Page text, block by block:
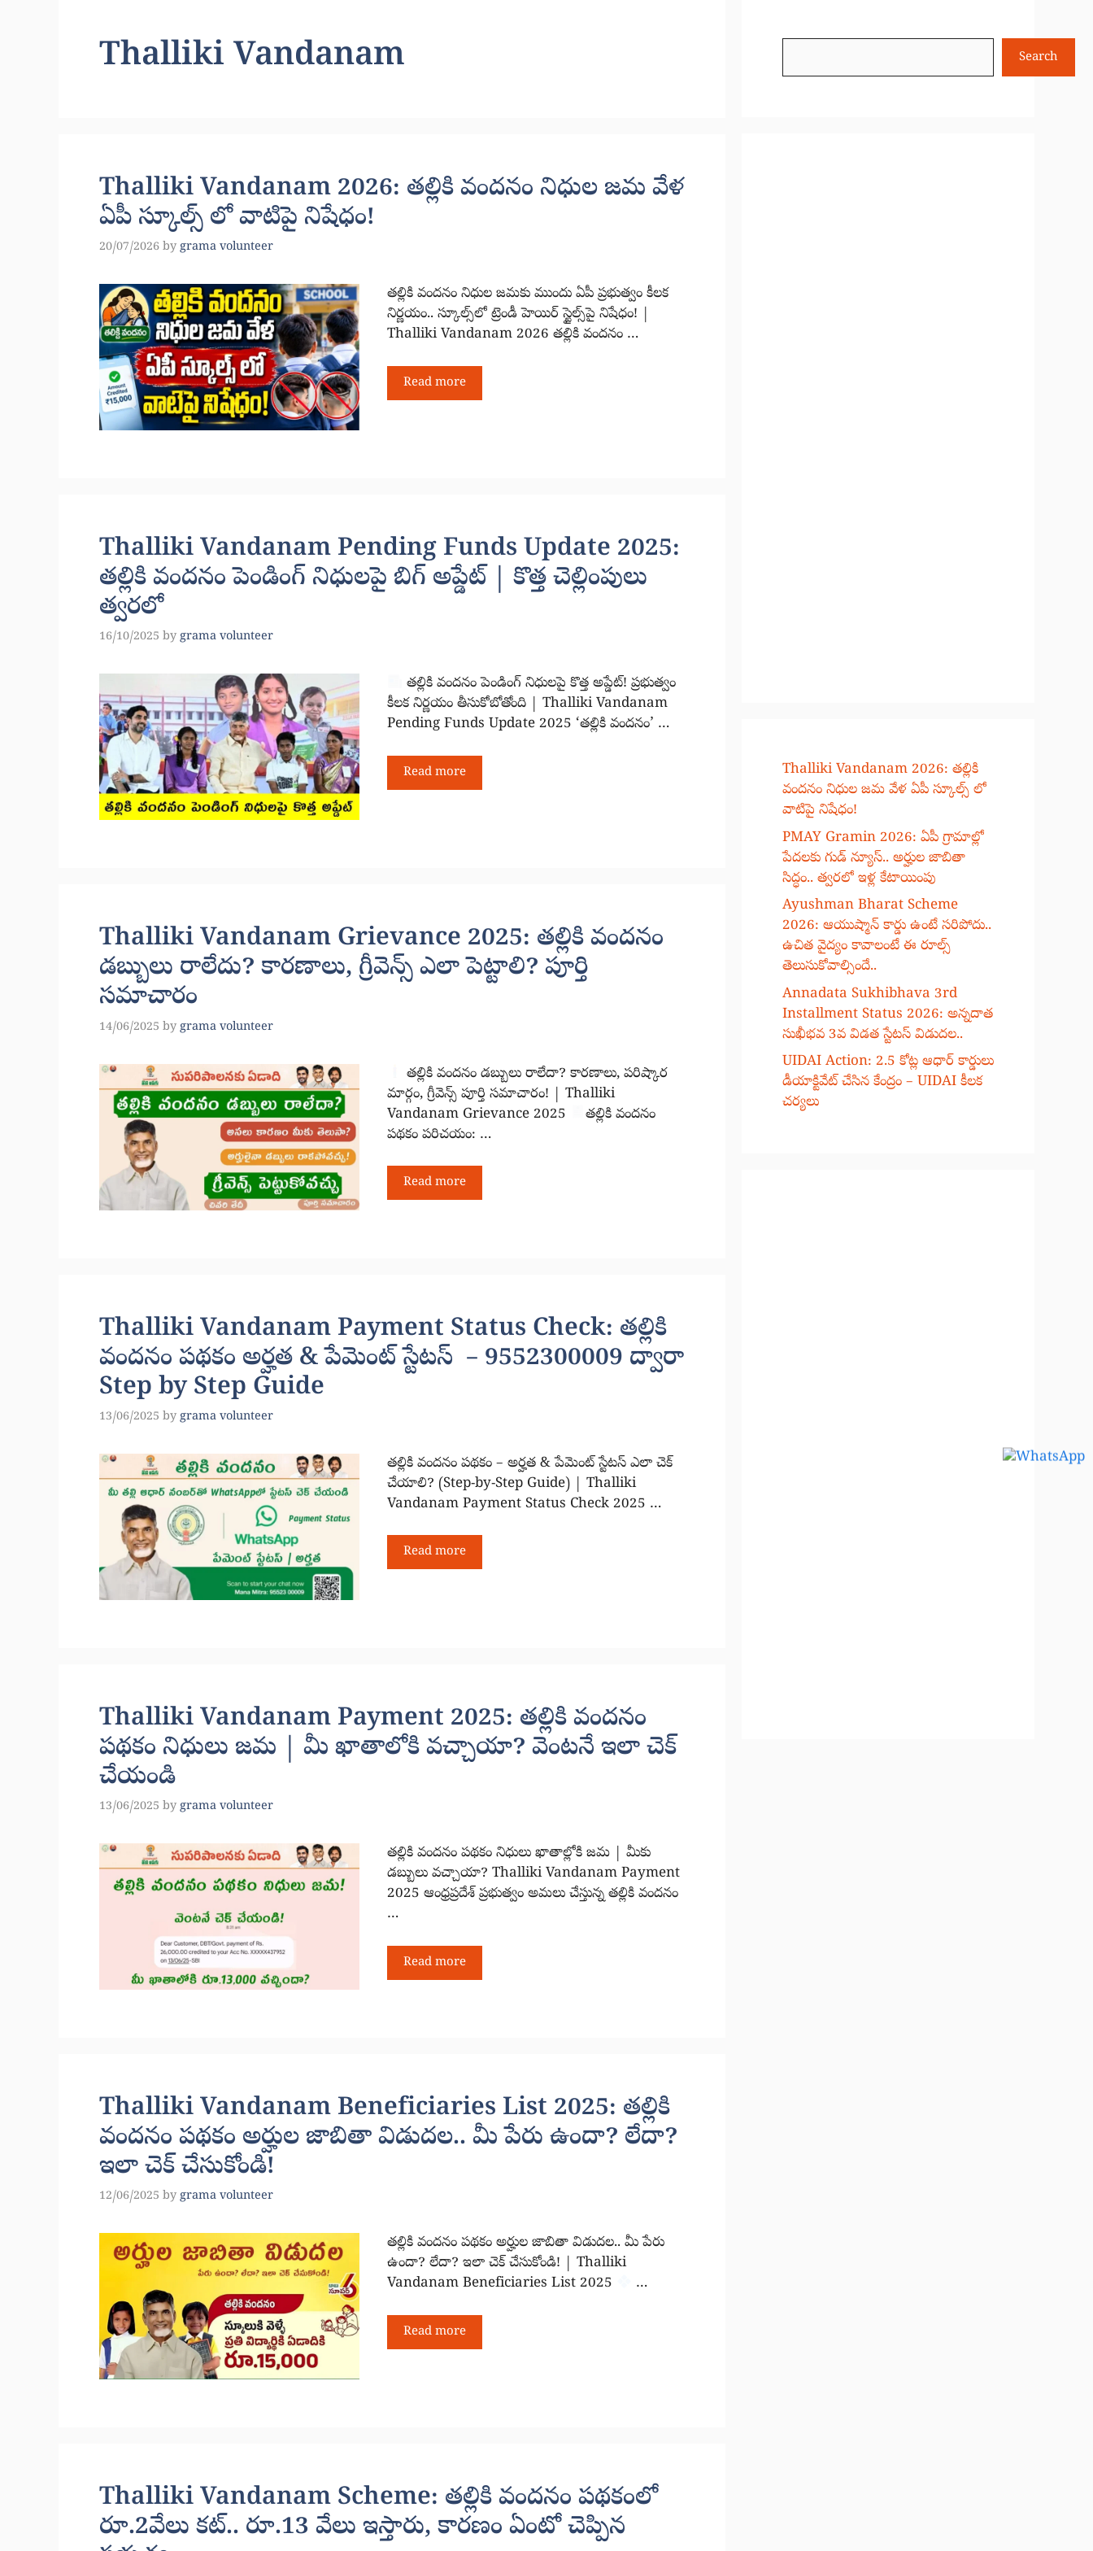
Thalliki Vandanam
Thalliki Vandanam 2026: తల్లికి వందనం నిధుల జమ వేళ
ఏపీ స్కూల్స్ లో వాటిపై నిషేధం!
20/07/2026 by grama volunteer
తల్లికి వందనం నిధుల జమకు ముందు ఏపీ ప్రభుత్వం కీలక
నిర్ణయం.. స్కూల్స్‌లో ట్రెండీ హెయిర్ స్టైల్స్‌పై నిషేధం! |
Thalliki Vandanam 2026 తల్లికి వందనం …
Read more
Thalliki Vandanam Pending Funds Update 2025:
తల్లికి వందనం పెండింగ్ నిధులపై బిగ్ అప్డేట్ | కొత్త చెల్లింపులు
త్వరలో
16/10/2025 by grama volunteer
తల్లికి వందనం పెండింగ్ నిధులపై కొత్త అప్డేట్! ప్రభుత్వం
కీలక నిర్ణయం తీసుకోబోతోంది | Thalliki Vandanam
Pending Funds Update 2025 ‘తల్లికి వందనం’ …
Read more
Thalliki Vandanam Grievance 2025: తల్లికి వందనం
డబ్బులు రాలేదు? కారణాలు, గ్రీవెన్స్ ఎలా పెట్టాలి? పూర్తి
సమాచారం
14/06/2025 by grama volunteer
తల్లికి వందనం డబ్బులు రాలేదా? కారణాలు, పరిష్కార
మార్గం, గ్రీవెన్స్ పూర్తి సమాచారం! | Thalliki
Vandanam Grievance 2025
తల్లికి వందనం
పథకం పరిచయం: …
Read more
Thalliki Vandanam Payment Status Check: తల్లికి
వందనం పథకం అర్హత & పేమెంట్ స్టేటస్ – 9552300009 ద్వారా
Step by Step Guide
13/06/2025 by grama volunteer
తల్లికి వందనం పథకం – అర్హత & పేమెంట్ స్టేటస్ ఎలా చెక్
చేయాలి? (Step-by-Step Guide) | Thalliki
Vandanam Payment Status Check 2025 …
Read more
Thalliki Vandanam Payment 2025: తల్లికి వందనం
పథకం నిధులు జమ | మీ ఖాతాలోకి వచ్చాయా? వెంటనే ఇలా చెక్
చేయండి
13/06/2025 by grama volunteer
తల్లికి వందనం పథకం నిధులు ఖాతాల్లోకి జమ | మీకు
డబ్బులు వచ్చాయా? Thalliki Vandanam Payment
2025 ఆంధ్రప్రదేశ్ ప్రభుత్వం అమలు చేస్తున్న తల్లికి వందనం
…
Read more
Thalliki Vandanam Beneficiaries List 2025: తల్లికి
వందనం పథకం అర్హుల జాబితా విడుదల.. మీ పేరు ఉందా? లేదా?
ఇలా చెక్ చేసుకోండి!
12/06/2025 by grama volunteer
తల్లికి వందనం పథకం అర్హుల జాబితా విడుదల.. మీ పేరు
ఉందా? లేదా? ఇలా చెక్ చేసుకోండి! | Thalliki
Vandanam Beneficiaries List 2025
…
Read more
Thalliki Vandanam Scheme: తల్లికి వందనం పథకంలో
రూ.2వేలు కట్.. రూ.13 వేలు ఇస్తారు, కారణం ఏంటో చెప్పిన
Search
Thalliki Vandanam 2026: తల్లికి
వందనం నిధుల జమ వేళ ఏపీ స్కూల్స్ లో
వాటిపై నిషేధం!
PMAY Gramin 2026: ఏపీ గ్రామాల్లో
పేదలకు గుడ్ న్యూస్.. అర్హుల జాబితా
సిద్ధం.. త్వరలో ఇళ్ల కేటాయింపు
Ayushman Bharat Scheme
2026: ఆయుష్మాన్ కార్డు ఉంటే సరిపోదు..
ఉచిత వైద్యం కావాలంటే ఈ రూల్స్
తెలుసుకోవాల్సిందే..
Annadata Sukhibhava 3rd
Installment Status 2026: అన్నదాత
సుఖీభవ 3వ విడత స్టేటస్ విడుదల..
UIDAI Action: 2.5 కోట్ల ఆధార్ కార్డులు
డీయాక్టివేట్ చేసిన కేంద్రం – UIDAI కీలక
చర్యలు